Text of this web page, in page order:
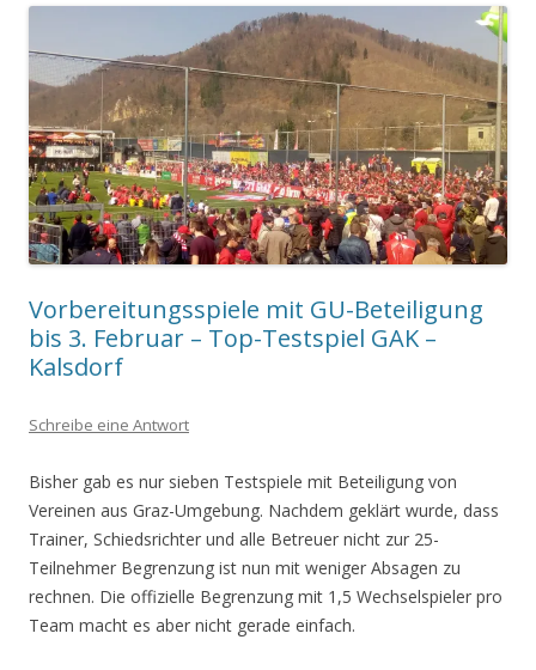
Vorbereitungsspiele mit GU-Beteiligung
bis 3. Februar – Top-Testspiel GAK –
Kalsdorf
Schreibe eine Antwort
Bisher gab es nur sieben Testspiele mit Beteiligung von
Vereinen aus Graz-Umgebung. Nachdem geklärt wurde, dass
Trainer, Schiedsrichter und alle Betreuer nicht zur 25-
Teilnehmer Begrenzung ist nun mit weniger Absagen zu
rechnen. Die offizielle Begrenzung mit 1,5 Wechselspieler pro
Team macht es aber nicht gerade einfach.